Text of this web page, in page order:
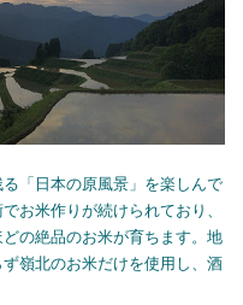
「日本の原風景」を楽しんで
お米作りが続けられており、
の絶品のお米が育ちます。地
嶺北のお米だけを使用し、酒